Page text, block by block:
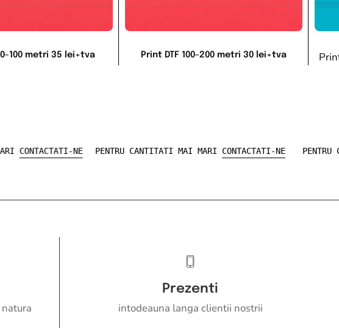
100 metri 35 lei+tva Print DTF 100-200 metri 30 lei+tva
MARICONTACTATI-NE PENTRU CANTITATI MAI MARICONTACTATI-NE
Prezenti
intodeauna langa clientii nostrii